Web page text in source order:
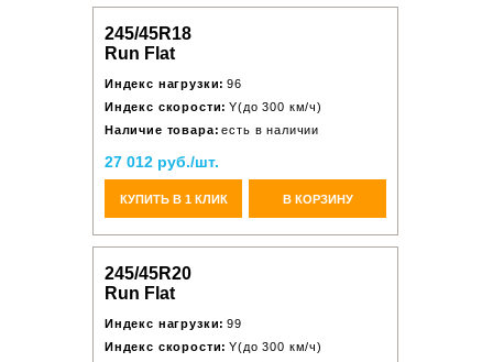
245/45R18
Run Flat
Индекс нагрузки: 96
Индекс скорости: Y(до 300 км/ч)
Наличие товара: есть в наличии
27 012 руб./шт.
КУПИТЬ В 1 КЛИК В КОРЗИНУ
245/45R20
Run Flat
Индекс нагрузки: 99
Индекс скорости: Y(до 300 км/ч)